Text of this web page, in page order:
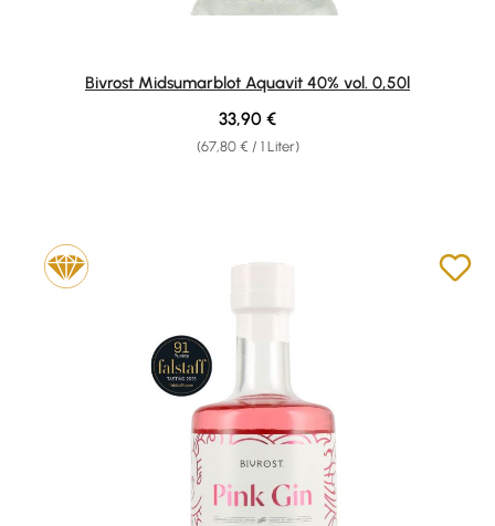
Bivrost Midsumarblot Aquavit 40% vol. 0,50l
(67,80 € / 1 Liter)
Regulärer Preis:
33,90 €